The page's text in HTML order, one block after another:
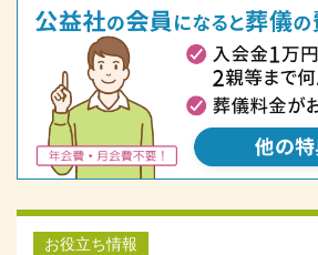
お役立ち情報